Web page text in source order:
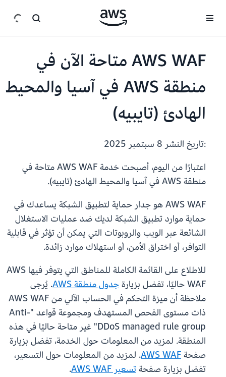
AWS WAF متاحة الآن في
منطقة AWS في آسيا والمحيط
الهادئ (تايبيه)
:تاريخ النشر
اعتبارًا من اليوم، أصبحت خدمة AWS WAF متاحة في
منطقة AWS في آسيا والمحيط الهادئ (تايبيه).
AWS WAF هو جدار حماية لتطبيق الشبكة يساعدك في
حماية موارد تطبيق الشبكة لديك ضد عمليات الاستغلال
الشائعة عبر الويب والروبوتات التي يمكن أن تؤثر في قابلية
التوافر، أو اختراق الأمن، أو استهلاك موارد زائدة.
للاطلاع على القائمة الكاملة للمناطق التي يتوفر فيها AWS
WAF حاليًا، تفضل بزيارة
جدول منطقة AWS
. يُرجى
ملاحظة أن ميزة التحكم في الحساب الآلي من AWS WAF
ذات مستوى الفحص المستهدف ومجموعة قواعد "Anti-
DDoS managed rule group" غير متاحة حاليًا في هذه
المنطقة. لمزيد من المعلومات حول الخدمة، تفضل بزيارة
صفحةAWS WAF. لمزيد من المعلومات حول التسعير،
تفضل بزيارة صفحةتسعير AWS WAF .